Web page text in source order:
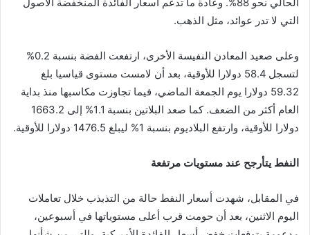
التي لا تدر عوائد، مثل الذهب.
وعلى صعيد المعادن النفيسة الأخرى، ارتفعت الفضة بنسبة 0.2%
لتسجل 58.4 دولارا للأوقية، بعد أن لامست مستوى قياسيا بلغ
59.32 دولارا يوم الجمعة الماضي، فيما تجاوزت مكاسبها منذ بداية
العام أكثر من الضعف. كما صعد البلاتين بنسبة 1.1% إلى 1663.2
دولارا للأوقية، وارتفع البلاديوم بنسبة 1% ليبلغ 1476.5 دولارا للأوقية.
النفط يتأرجح عند مستويات مرتفعة
في المقابل، شهدت أسعار النفط حالة من التذبذب خلال تعاملات
اليوم الاثنين، بعد أن حومت قرب أعلى مستوياتها في أسبوعين،